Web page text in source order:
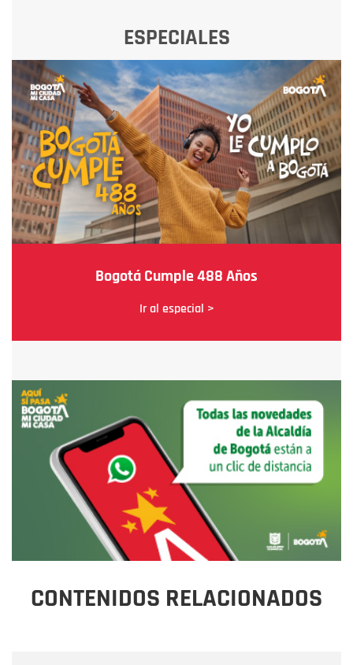
ESPECIALES
Bogotá Cumple 488 Años
Ir al especial >
CONTENIDOS RELACIONADOS